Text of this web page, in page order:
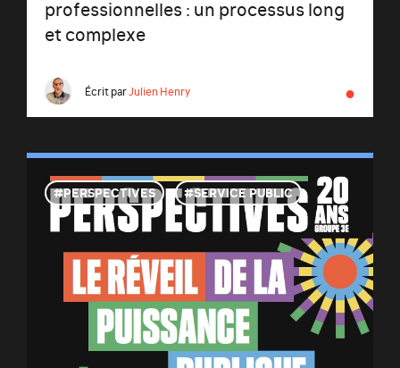
professionnelles : un processus long
et complexe
Écrit parJulien Henry ●
PERSPECTIVES SERVICE PUBLIC